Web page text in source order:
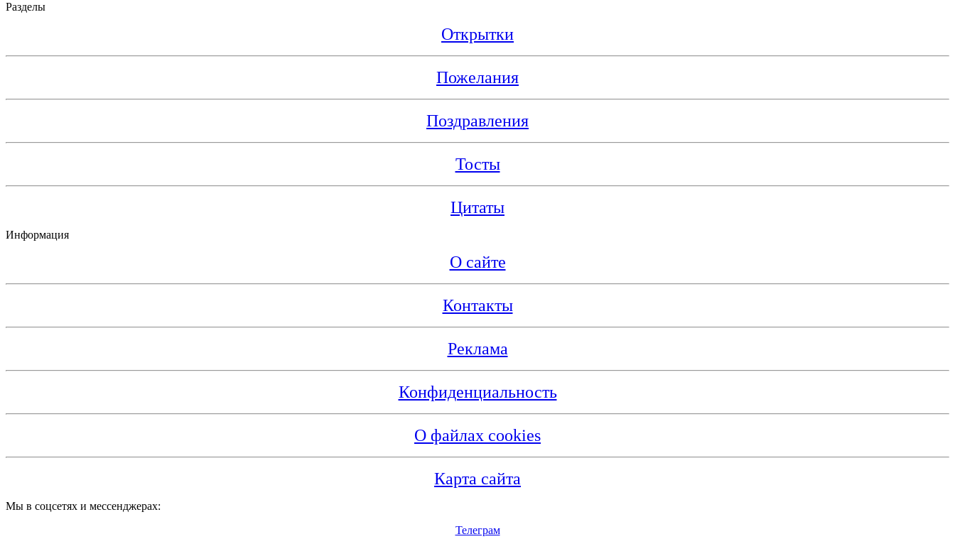
Разделы
Открытки
Пожелания
Поздравления
Тосты
Цитаты
Информация
О сайте
Контакты
Реклама
Конфиденциальность
О файлах cookies
Карта сайта
Мы в соцсетях и мессенджерах:
Телеграм